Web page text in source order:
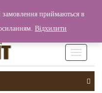
0 грн.
приймаються в
Відхилити